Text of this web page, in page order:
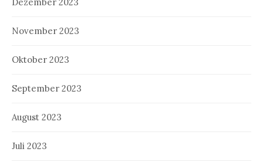
November 2023
Oktober 2023
September 2023
August 2023
Juli 2023